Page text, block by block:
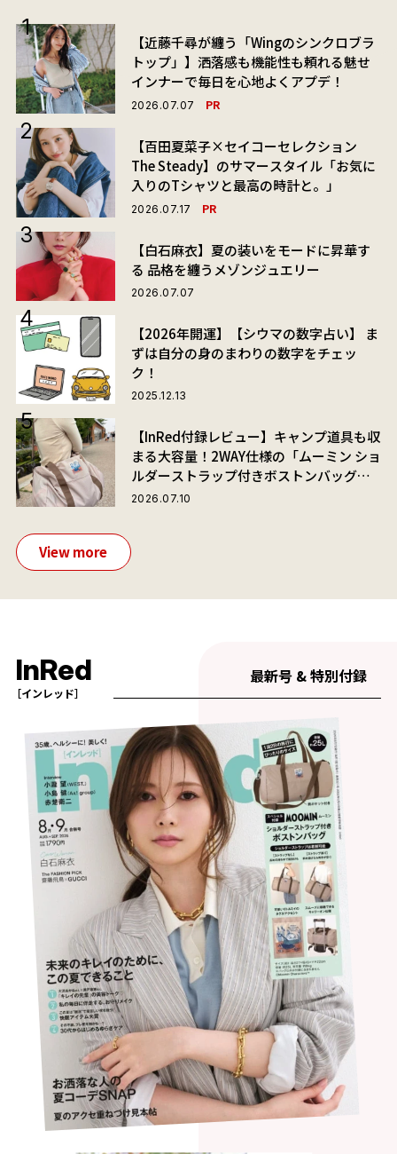
【近藤千尋が纏う「Wingのシンクロブラ
トップ」】洒落感も機能性も頼れる魅せ
インナーで毎日を心地よくアプデ！
2026.07.07 PR
【百田夏菜子×セイコーセレクション
The Steady】のサマースタイル「お気に
入りのTシャツと最高の時計と。」
2026.07.17 PR
【白石麻衣】夏の装いをモードに昇華す
る 品格を纏うメゾンジュエリー
2026.07.07
【2026年開運】【シウマの数字占い】 ま
ずは自分の身のまわりの数字をチェッ
ク！
2025.12.13
【InRed付録レビュー】キャンプ道具も収
まる大容量！2WAY仕様の「ムーミン ショ
ルダーストラップ付きボストンバッグ」
が夏旅におすすめな理由
2026.07.10
View more
InRed
［インレッド］
最新号 & 特別付録